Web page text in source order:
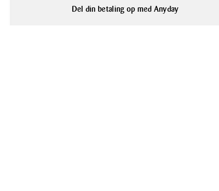
Del din betaling op med Anyday